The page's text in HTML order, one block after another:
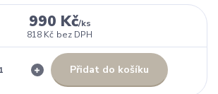
990 Kč/ks
818 Kč bez DPH
Přidat do košíku